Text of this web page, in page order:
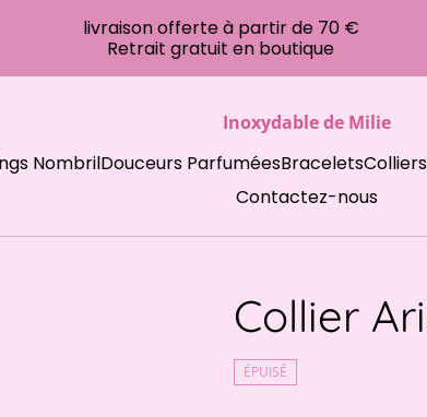
livraison offerte à partir de 70 €
Retrait gratuit en boutique
Inoxydable de Milie
NombrilDouceurs ParfuméesBraceletsColliers
Contactez-nous
Collier
ÉPUISÉ